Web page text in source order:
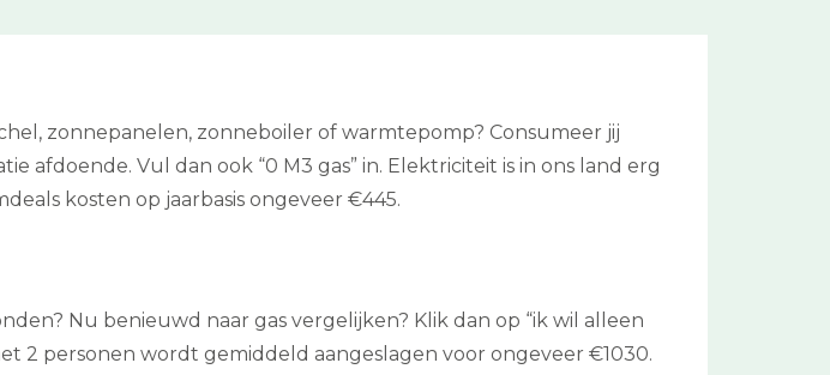
zonnepanelen, zonneboiler of warmtepomp? Consumeer jij
afdoende. Vul dan ook “0 M3 gas” in. Elektriciteit is in ons land erg
kosten op jaarbasis ongeveer €445.
Nu benieuwd naar gas vergelijken? Klik dan op “ik wil alleen
2 personen wordt gemiddeld aangeslagen voor ongeveer €1030.